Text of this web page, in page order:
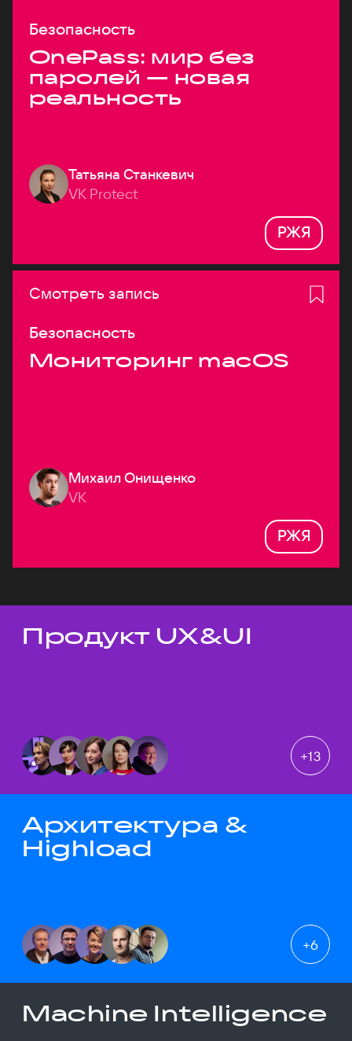
Безопасность
OnePass: мир без
паролей — новая
реальность
Татьяна Станкевич
VK Protect
РЖЯ
Смотреть запись
Безопасность
Мониторинг macOS
Михаил Онищенко
VK
РЖЯ
Темы докладов
Продукт UX&UI
+13
Архитектура &
Highload
+6
Machine Intelligence